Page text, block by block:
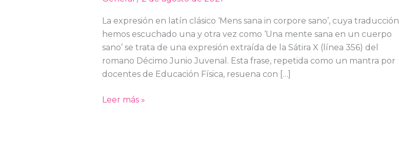
La expresión en latín clásico ‘Mens sana in corpore sano’, cuya traducción
hemos escuchado una y otra vez como ‘Una mente sana en un cuerpo
sano’ se trata de una expresión extraída de la Sátira X (línea 356) del
romano Décimo Junio Juvenal. Esta frase, repetida como un mantra por
docentes de Educación Física, resuena con […]
Leer más »